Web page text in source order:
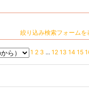
絞り込み検索フォームを
1 2 3 ... 12 13 14 15